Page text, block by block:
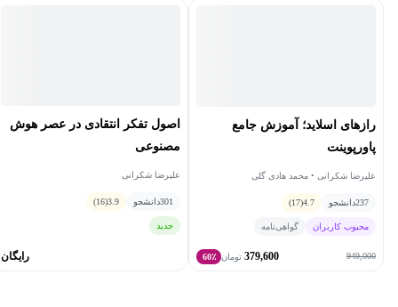
رازهای اسلاید؛ آموزش جامع
پاورپوینت
علیرضا شکرانی • محمد هادی گلی
237دانشجو 4.7
(17)
محبوب کاربران گواهی‌نامه
949,000
379,600 تومان 60٪
اصول تفکر انتقادی در عصر هوش
مصنوعی
علیرضا شکرانی
301دانشجو 3.9
(16)
جدید
رایگان